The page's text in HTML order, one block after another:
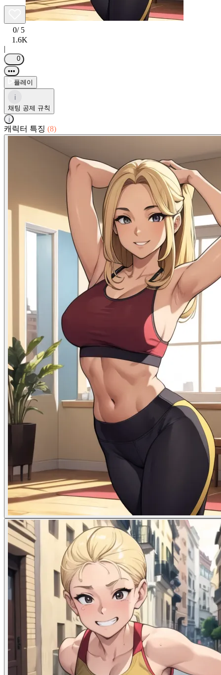
0/ 5
1.6K
|
0
•••
플레이
i
채팅 공제 규칙
i
캐릭터 특징 (8)